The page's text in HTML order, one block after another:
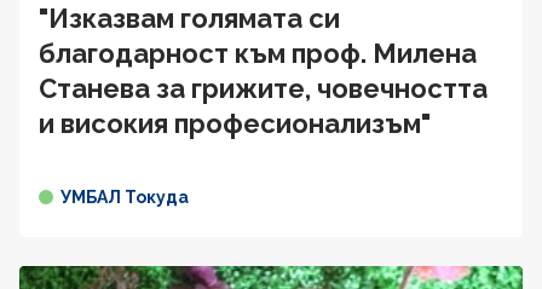
"Изказвам голямата си
благодарност към проф. Милена
Станева за грижите, човечността
и високия професионализъм"
УМБАЛ Токуда